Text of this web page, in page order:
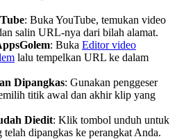
: Buka YouTube, temukan video
salin URL-nya dari bilah alamat.
: Buka Editor video
lalu tempelkan URL ke dalam
Dipangkas: Gunakan penggeser
titik awal dan akhir klip yang
Diedit: Klik tombol unduh untuk
dipangkas ke perangkat Anda.